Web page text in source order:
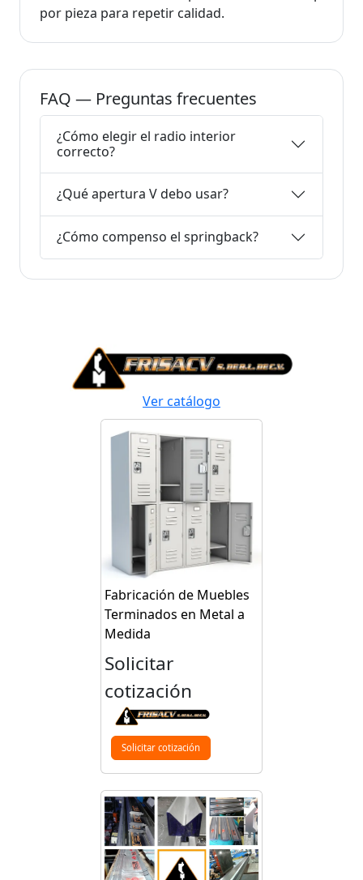
por pieza para repetir calidad.
FAQ — Preguntas frecuentes
¿Cómo elegir el radio interior
correcto?
¿Qué apertura V debo usar?
¿Cómo compenso el springback?
Ver catálogo
Fabricación de Muebles
Terminados en Metal a
Medida
Solicitar
cotización
Solicitar cotización